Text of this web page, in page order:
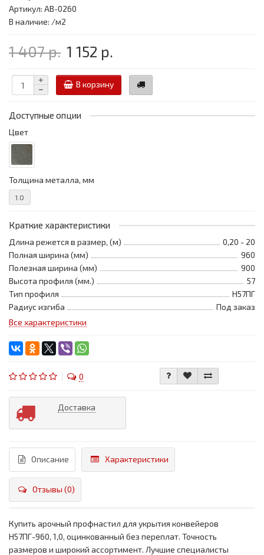
Артикул: АВ-0260
В наличие: /м2
1 407 р. 1 152 р.
В корзину
Доступные опции
Цвет
Толщина металла, мм
1.0
Краткие характеристики
Длина режется в размер, (м)
0,20 - 20
Полная ширина (мм)
960
Полезная ширина (мм)
900
Высота профиля (мм.)
57
Тип профиля
Н57ПГ
Радиус изгиба
Под заказ
Все характеристики
0
Доставка
Описание Характеристики
Отзывы (0)
Купить арочный профнастил для укрытия конвейеров
Н57ПГ-960, 1,0, оцинкованный без переплат. Точность
размеров и широкий ассортимент. Лучшие специалисты